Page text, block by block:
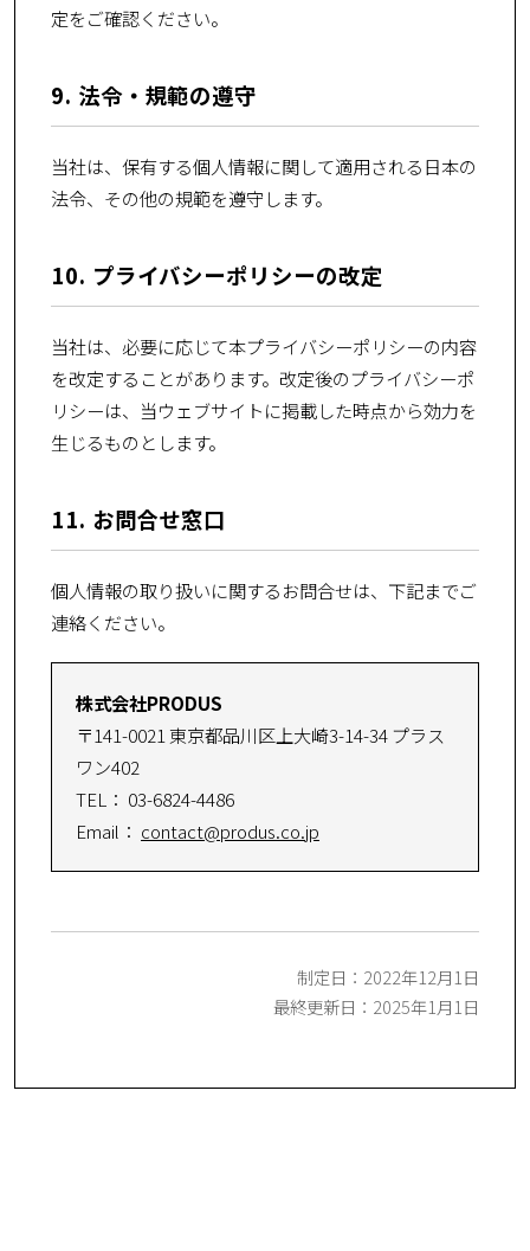
定をご確認ください。
9. 法令・規範の遵守
当社は、保有する個人情報に関して適用される日本の
法令、その他の規範を遵守します。
10. プライバシーポリシーの改定
当社は、必要に応じて本プライバシーポリシーの内容
を改定することがあります。改定後のプライバシーポ
リシーは、当ウェブサイトに掲載した時点から効力を
生じるものとします。
11. お問合せ窓口
個人情報の取り扱いに関するお問合せは、下記までご
連絡ください。
株式会社PRODUS
〒141-0021 東京都品川区上大崎3-14-34 プラス
ワン402
TEL： 03-6824-4486
Email： contact@produs.co.jp
制定日：2022年12月1日
最終更新日：2025年1月1日